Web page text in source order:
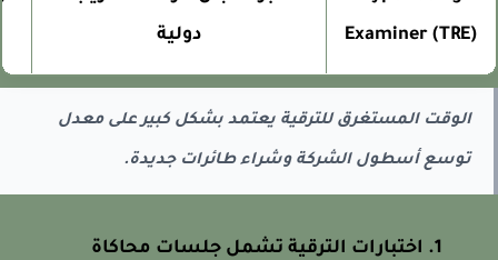
Examiner (TRE)
دولية
الوقت المستغرق للترقية يعتمد بشكل كبير على معدل
توسع أسطول الشركة وشراء طائرات جديدة.
اختبارات الترقية تشمل جلسات محاكاة